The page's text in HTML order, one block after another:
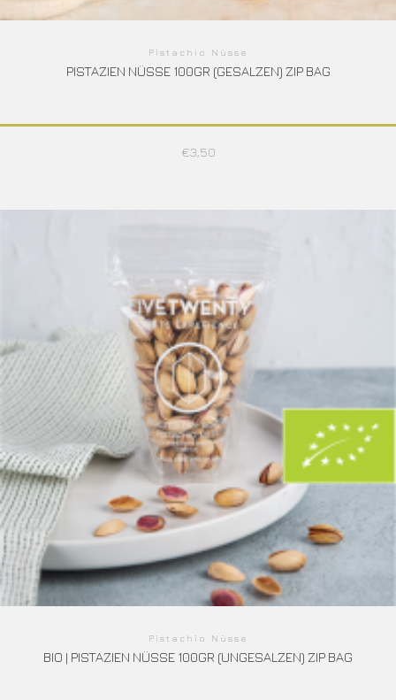
Pistachio Nüsse
PISTAZIEN NÜSSE 100GR (GESALZEN) ZIP BAG
€3,50
Pistachio Nüsse
BIO | PISTAZIEN NÜSSE 100GR (UNGESALZEN) ZIP BAG